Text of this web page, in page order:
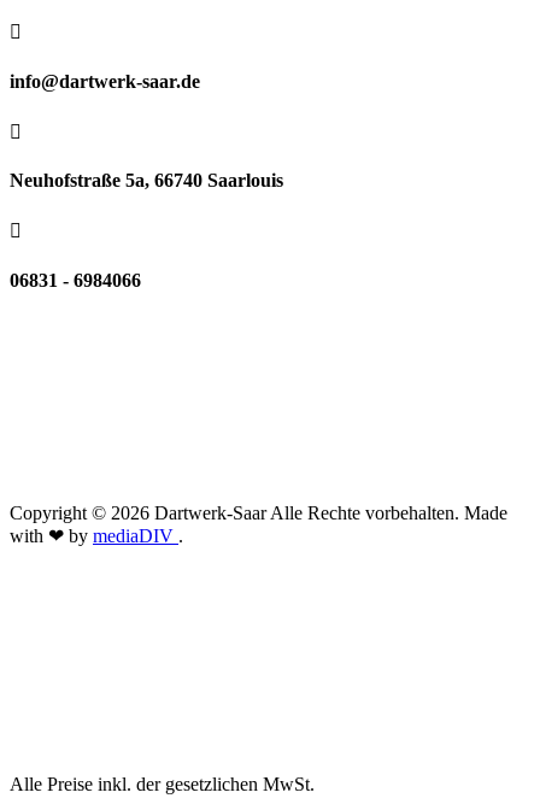

info@dartwerk-saar.de

Neuhofstraße 5a, 66740 Saarlouis

06831 - 6984066
Copyright © 2026 Dartwerk-Saar Alle Rechte vorbehalten. Made
with ❤ by mediaDIV .
Alle Preise inkl. der gesetzlichen MwSt.